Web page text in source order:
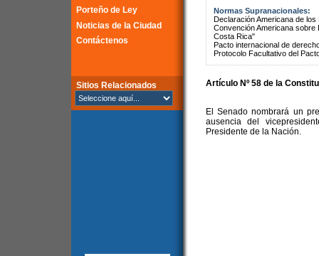
Porteño de Ley
Noticias de la Ciudad
Contáctenos
Sitios Relacionados
Normas Supranacionales:
Declaración Americana de
Convención Americana
Costa Rica"
Pacto internacional de
Protocolo Facultativo del
Artículo Nº 58 de la
El Senado nombrará un
ausencia del
Presidente de la Nación.